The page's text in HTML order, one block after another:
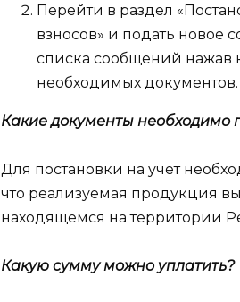
Перейти в раздел
взносов» и подать новое
списка сообщений нажав
необходимых документов.
Какие документы необходимо
Для постановки на учет
что реализуемая продукция
находящемся на территории
Какую сумму можно уплатить?